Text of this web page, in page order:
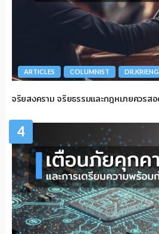
ARTICLES COLUMNIST
จริยสงคราม จริยธรรมและกฎหมายควรส
4